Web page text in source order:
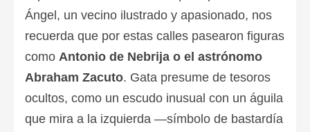
Ángel, un vecino ilustrado y apasionado, nos
recuerda que por estas calles pasearon figuras
como Antonio de Nebrija o el astrónomo
Abraham Zacuto. Gata presume de tesoros
ocultos, como un escudo inusual con un águila
que mira a la izquierda —símbolo de bastardía